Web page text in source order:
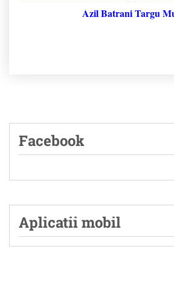
Azil Batrani Targu
Facebook
Aplicatii mobil